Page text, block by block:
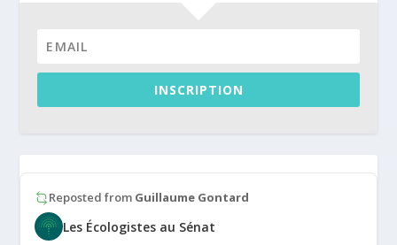
INSCRIPTION
Reposted from Guillaume Gontard
Les Écologistes au Sénat